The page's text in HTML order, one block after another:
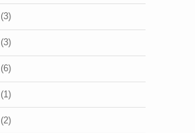
(3)
(3)
(6)
(1)
(2)